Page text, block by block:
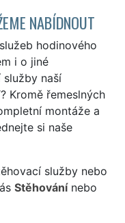
NABÍDNOUT
hodinového
i o jiné
služby naší
? Kromě řemeslných
montáže a
si naše
služby nebo
Stěhovánínebo